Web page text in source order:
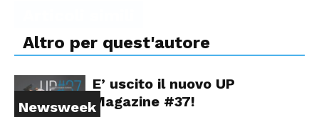
Altro per quest'autore
Newsweek
E’ uscito il nuovo UP
Magazine #37!